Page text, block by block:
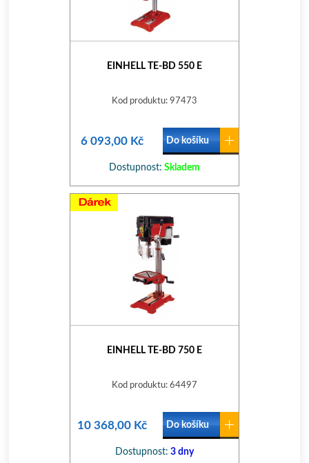
EINHELL TE-BD 550 E
Kod produktu: 97473
6 093,00 Kč Do košíku
Dostupnost: Skladem
EINHELL TE-BD 750 E
Kod produktu: 64497
10 368,00 Kč Do košíku
Dostupnost: 3 dny